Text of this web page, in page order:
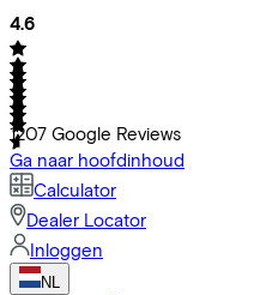
4.6
1207 Google Reviews
Ga naar hoofdinhoud
Calculator
Dealer Locator
Inloggen
NL